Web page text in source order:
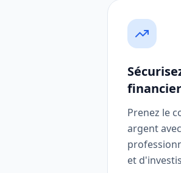
financier
Prenez le
argent
et